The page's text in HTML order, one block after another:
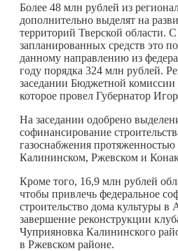
Более 48 млн рублей из
дополнительно выделят на
территорий Тверской области.
запланированных средств это
данному направлению из
году порядка 324 млн рублей.
заседании Бюджетной комиссии
которое провел Губернатор
На заседании одобрено
софинансирование
газоснабжения
Калининском, Ржевском и
Кроме того, 16,9 млн рублей
чтобы привлечь федеральное
строительство дома культуры в
завершение реконструкции
Чуприяновка Калининского
в Ржевском районе.